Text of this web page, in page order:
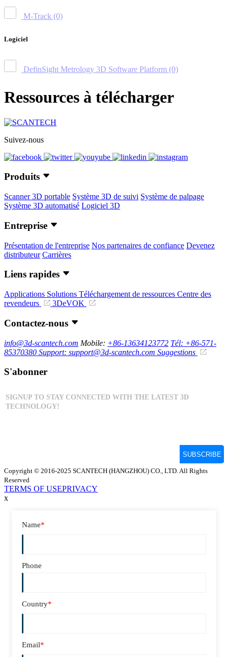
M-Track (0)
Logiciel
DefinSight Metrology 3D Software Platform (0)
Ressources à télécharger
Suivez-nous
Produits
Scanner 3D portable Système 3D de suivi Système de palpage
Système 3D automatisé Logiciel 3D
Entreprise
Présentation de l'entreprise Nos partenaires de confiance Devenez
distributeur Carrières
Liens rapides
Applications Solutions Téléchargement de ressources Centre des
revendeurs
3DeVOK
Contactez-nous
info@3d-scantech.com Mobile: +86-13634123772 Tél: +86-571-
85370380 Support: support@3d-scantech.com Suggestions
S'abonner
Copyright © 2016-2025 SCANTECH (HANGZHOU) CO., LTD. All Rights
Reserved
TERMS OF USEPRIVACY
x
Name*
Phone
Country*
Email*